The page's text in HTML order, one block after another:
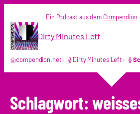
Inhalt
springen
Ein Podcast aus dem Compendion
Dirty Minutes Left
compendion.net Dirty Minutes Left
Schlagwort: